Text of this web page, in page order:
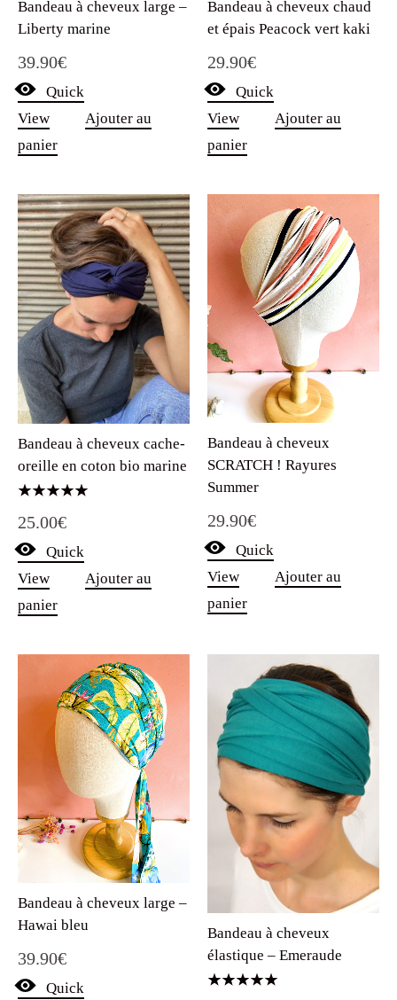
Bandeau à cheveux large –
Liberty marine
39.90€
Quick
View
Ajouter au
panier
Bandeau à cheveux chaud
et épais Peacock vert kaki
29.90€
Quick
View
Ajouter au
panier
Bandeau à cheveux cache-
oreille en coton bio marine
5.00
sur 5
25.00€
Quick
View
Ajouter au
panier
Bandeau à cheveux
SCRATCH ! Rayures
Summer
29.90€
Quick
View
Ajouter au
panier
Bandeau à cheveux large –
Hawai bleu
39.90€
Quick
Bandeau à cheveux
élastique – Emeraude